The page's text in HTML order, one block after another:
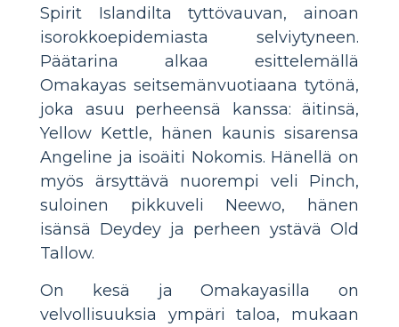
Spirit Islandilta tyttövauvan, ainoan
isorokkoepidemiasta selviytyneen.
Päätarina alkaa esittelemällä
Omakayas seitsemänvuotiaana tytönä,
joka asuu perheensä kanssa: äitinsä,
Yellow Kettle, hänen kaunis sisarensa
Angeline ja isoäiti Nokomis. Hänellä on
myös ärsyttävä nuorempi veli Pinch,
suloinen pikkuveli Neewo, hänen
isänsä Deydey ja perheen ystävä Old
Tallow.
On kesä ja Omakayasilla on
velvollisuuksia ympäri taloa, mukaan